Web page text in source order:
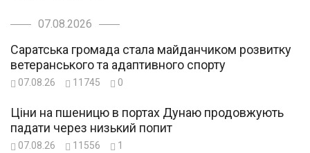
07.08.2026
Саратська громада стала майданчиком розвитку
ветеранського та адаптивного спорту
07.08.26 11745 0
Ціни на пшеницю в портах Дунаю продовжують
падати через низький попит
07.08.26 11556 1